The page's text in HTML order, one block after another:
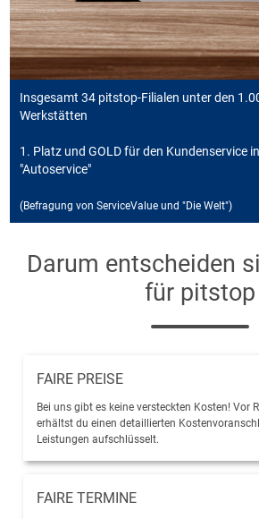
Insgesamt 34 pitstop-Filialen unter den
Werkstätten
1. Platz und GOLD für den Kundenservice
"Autoservice"
(Befragung von ServiceValue und "Die Welt")
Darum entscheiden
für pitstop
FAIRE PREISE
Bei uns gibt es keine versteckten Kosten! Vor
erhältst du einen detaillierten
Leistungen aufschlüsselt.
FAIRE TERMINE